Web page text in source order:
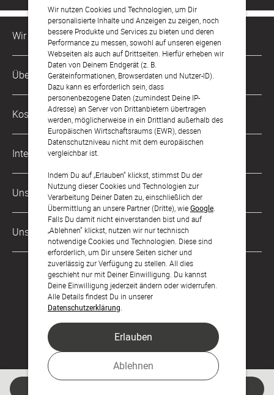
Wir nutzen Cookies und Technologien, um Dir
personalisierte Inhalte und Anzeigen zu zeigen, noch
bessere Produkte und Services zu bieten und deren
Performance zu messen, sowohl auf unseren eigenen
Webseiten als auch auf Drittseiten. Hierfür erheben wir
Daten von Deinem Endgerät (z. B.
Geräteinformationen, Browserdaten und Nutzer-ID).
Dazu kann es erforderlich sein, dass
personenbezogene Daten (zumindest Deine IP-
Adresse) an Server von Drittanbietern übertragen
werden, möglicherweise in ein Drittland außerhalb des
Europäischen Wirtschaftsraums (EWR), dessen
Datenschutzniveau nicht mit dem europäischen
vergleichbar ist.
Indem Du auf „Erlauben“ klickst, stimmst Du der
Nutzung dieser Cookies und Technologien zur
Verarbeitung Deiner Daten zu, einschließlich der
Übermittlung an unsere Partner (Dritte), wieGoogle
Falls Du damit nicht einverstanden bist und auf
„Ablehnen“ klickst, nutzen wir nur technisch
notwendige Cookies und Technologien. Diese sind
erforderlich, um Dir unsere Seiten sicher und
zuverlässig zur Verfügung zu stellen. All dies
geschieht nur mit Deiner Einwilligung. Du kannst
Deine Einwilligung jederzeit ändern oder widerrufen.
Alle Details findest Du in unserer
Datenschutzerklärung
Ablehnen
Erlauben
Wir sind für Dich da
Kundenservice-Hotline
0221 956 725 10
Mo. - Fr. von 9 bis 17 Uhr
kontakt@sendmoments.de
Über Uns
Philosophie
Karriere
Impressum
AGB & Widerrufsrecht
Zahlung & Versand
Datenschutz
Barrierefreiheitserklärung
LLM's
Kostenlose Services
Musterkarten
Digitale Gästelisten
FAQ & Hilfe
International
Österreich
Schweiz
Frankreich
Unsere Zahlungsarten
Unsere Partner
Feier den Moment.